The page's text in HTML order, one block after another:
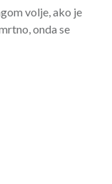
volje, ako je
onda se